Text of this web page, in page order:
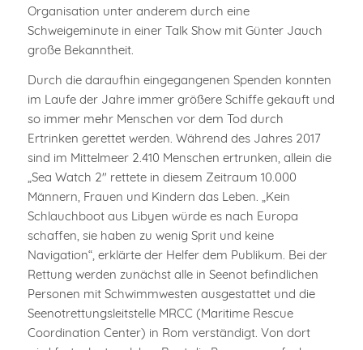
Organisation unter anderem durch eine
Schweigeminute in einer Talk Show mit Günter Jauch
große Bekanntheit.
Durch die daraufhin eingegangenen Spenden konnten
im Laufe der Jahre immer größere Schiffe gekauft und
so immer mehr Menschen vor dem Tod durch
Ertrinken gerettet werden. Während des Jahres 2017
sind im Mittelmeer 2.410 Menschen ertrunken, allein die
„Sea Watch 2″ rettete in diesem Zeitraum 10.000
Männern, Frauen und Kindern das Leben. „Kein
Schlauchboot aus Libyen würde es nach Europa
schaffen, sie haben zu wenig Sprit und keine
Navigation“, erklärte der Helfer dem Publikum. Bei der
Rettung werden zunächst alle in Seenot befindlichen
Personen mit Schwimmwesten ausgestattet und die
Seenotrettungsleitstelle MRCC (Maritime Rescue
Coordination Center) in Rom verständigt. Von dort